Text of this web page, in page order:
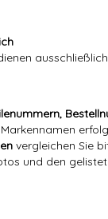
vergleichen Sie
und den